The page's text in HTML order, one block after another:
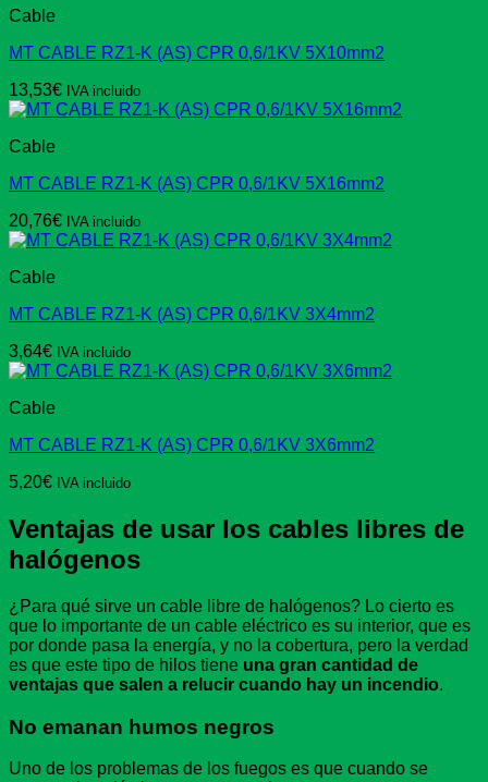
Cable
MT CABLE RZ1-K (AS) CPR 0,6/1KV 5X10mm2
13,53€ IVA incluido
Cable
MT CABLE RZ1-K (AS) CPR 0,6/1KV 5X16mm2
20,76€ IVA incluido
Cable
MT CABLE RZ1-K (AS) CPR 0,6/1KV 3X4mm2
3,64€ IVA incluido
Cable
MT CABLE RZ1-K (AS) CPR 0,6/1KV 3X6mm2
5,20€ IVA incluido
Ventajas de usar los cables libres de
halógenos
¿Para qué sirve un cable libre de halógenos? Lo cierto es
que lo importante de un cable eléctrico es su interior, que es
por donde pasa la energía, y no la cobertura, pero la verdad
es que este tipo de hilos tiene una gran cantidad de
ventajas que salen a relucir cuando hay un incendio.
No emanan humos negros
Uno de los problemas de los fuegos es que cuando se